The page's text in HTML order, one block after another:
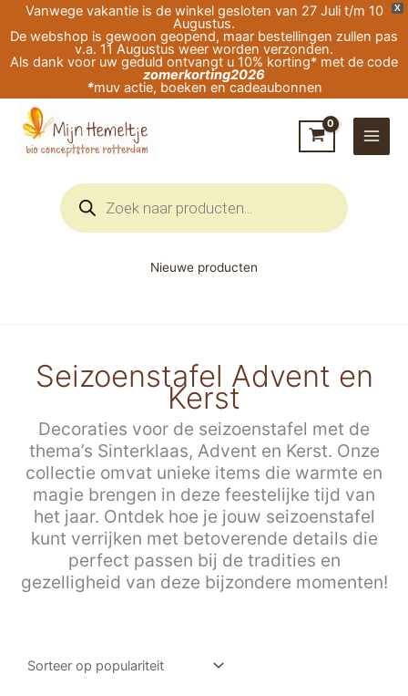
X
Vanwege vakantie is de winkel gesloten van 27 Juli t/m 10
Augustus.
De webshop is gewoon geopend, maar bestellingen zullen pas
v.a. 11 Augustus weer worden verzonden.
Als dank voor uw geduld ontvangt u 10% korting* met de code
zomerkorting2026
*muv actie, boeken en cadeaubonnen
naar
de
Producten
zoeken
Nieuwe producten
Seizoenstafel Advent en
Kerst
Decoraties voor de seizoenstafel met de
thema’s Sinterklaas, Advent en Kerst. Onze
collectie omvat unieke items die warmte en
magie brengen in deze feestelijke tijd van
het jaar. Ontdek hoe je jouw seizoenstafel
kunt verrijken met betoverende details die
perfect passen bij de tradities en
gezelligheid van deze bijzondere momenten!